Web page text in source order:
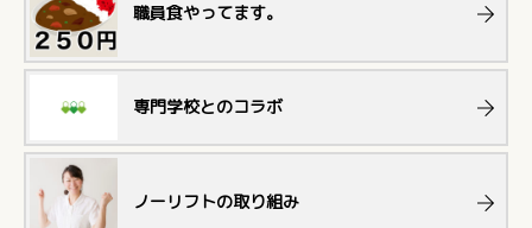
職員食やってます。
専門学校とのコラボ
ノーリフトの取り組み